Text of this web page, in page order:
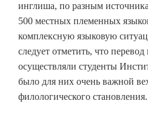
инглиша, по разным
500 местных племенных
комплексную языковую
следует отметить, что перевод
осуществляли студенты
было для них очень важной
филологического становления.